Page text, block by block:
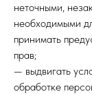
неточными,
необходимыми
принимать
прав;
— выдвигать
обработке